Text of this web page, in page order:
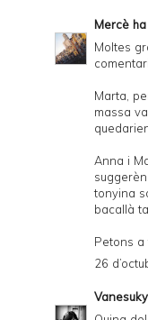
Mercè
Moltes
Marta,
massa
Anna i
tonyina
bacallà
Petons a
26
Vanesuky